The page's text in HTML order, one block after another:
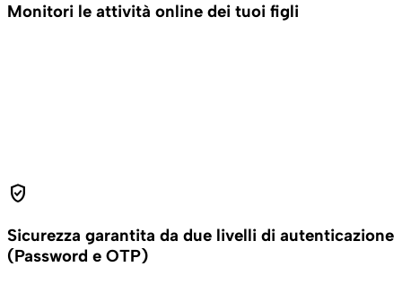
Monitori le attività online dei tuoi figli
verified_user
Sicurezza garantita da due livelli di autenticazione
(Password e OTP)